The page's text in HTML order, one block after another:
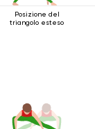
Posizione del
triangolo esteso